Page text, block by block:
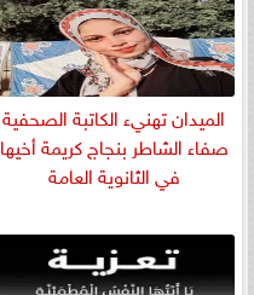
الميدان تهنيء الكاتبة الصحفية
صفاء الشاطر بنجاج كريمة أخيها
في الثانوية العامة